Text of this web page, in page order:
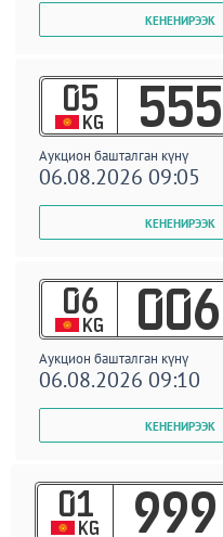
05
KG 555
Аукцион башталган күнү
06.08.2026 09:05
06
KG 006
Аукцион башталган күнү
06.08.2026 09:10
01
KG 999